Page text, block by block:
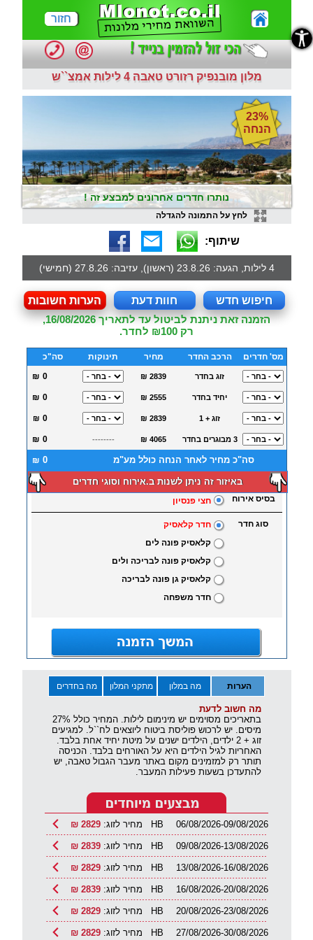
חזור
מלון מובנפיק רזורט טאבה 4 לילות אמצ``ש
23%
הנחה
נותרו חדרים אחרונים למבצע זה !
לחץ על התמונה להגדלה
שיתוף:
4 לילות, הגעה: 23.8.26 (ראשון), עזיבה: 27.8.26 (חמישי)
חיפוש חדש חוות דעת
הערות חשובות
הזמנה זאת ניתנת לביטול עד לתאריך 16/08/2026,
רק ₪100 לחדר.
סה"כ תינוקות מחיר הרכב החדר
מס' חדרים
₪
₪ 2839 זוג בחדר
₪ ₪ 2555 יחיד בחדר
₪ ₪ 2839 זוג + 1
₪ -------- ₪ 4065 3 מבוגרים בחדר
₪ סה"כ מחיר לאחר הנחה כולל מע"מ
באיזור זה ניתן לשנות ב.אירוח וסוגי חדרים
חצי פנסיון בסיס אירוח
חדר קלאסיק
קלאסיק פונה לים
קלאסיק פונה לבריכה ולים
קלאסיק גן פונה לבריכה
חדר משפחה
סוג חדר
מה בחדרים מתקני המלון מה במלון הערות
מה חשוב לדעת
בתאריכים מסוימים יש מינימום לילות. המחיר כולל 27%
מיסים. יש לרכוש פוליסת ביטוח ליוצאים לח``ל. למגיעים
זוג + 2 ילדים, הילדים ישנים על מיטת יחיד אחת בלבד.
האחריות לגיל הילדים היא על האורחים בלבד. הכניסה
תותר רק למזמינים מקום באתר מעבר הגבול טאבה, יש
להתעדכן בשעות פעילות המעבר.
מחיר לזוג: 2829 ₪ HB 06/08/2026-09/08/2026
מחיר לזוג: 2839 ₪ HB 09/08/2026-13/08/2026
מחיר לזוג: 2829 ₪ HB 13/08/2026-16/08/2026
מחיר לזוג: 2839 ₪ HB 16/08/2026-20/08/2026
מחיר לזוג: 2829 ₪ HB 20/08/2026-23/08/2026
מחיר לזוג: 2829 ₪ HB 27/08/2026-30/08/2026
נגישות